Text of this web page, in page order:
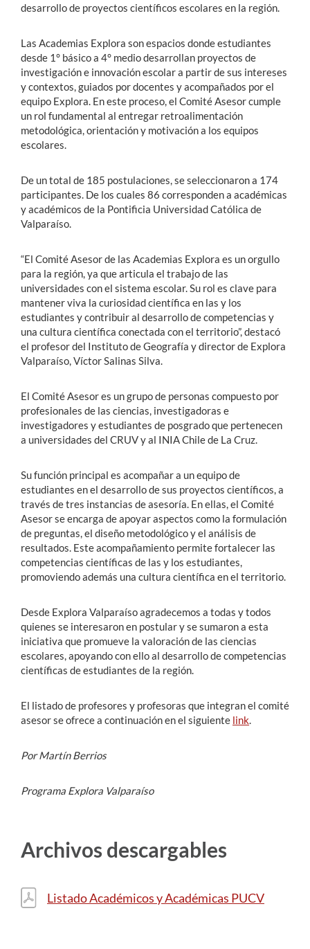
desarrollo de proyectos científicos escolares en la región.
Las Academias Explora son espacios donde estudiantes
desde 1° básico a 4° medio desarrollan proyectos de
investigación e innovación escolar a partir de sus intereses
y contextos, guiados por docentes y acompañados por el
equipo Explora. En este proceso, el Comité Asesor cumple
un rol fundamental al entregar retroalimentación
metodológica, orientación y motivación a los equipos
escolares.
De un total de 185 postulaciones, se seleccionaron a 174
participantes. De los cuales 86 corresponden a académicas
y académicos de la Pontificia Universidad Católica de
Valparaíso.
“El Comité Asesor de las Academias Explora es un orgullo
para la región, ya que articula el trabajo de las
universidades con el sistema escolar. Su rol es clave para
mantener viva la curiosidad científica en las y los
estudiantes y contribuir al desarrollo de competencias y
una cultura científica conectada con el territorio”, destacó
el profesor del Instituto de Geografía y director de Explora
Valparaíso, Víctor Salinas Silva.
El Comité Asesor es un grupo de personas compuesto por
profesionales de las ciencias, investigadoras e
investigadores y estudiantes de posgrado que pertenecen
a universidades del CRUV y al INIA Chile de La Cruz.
Su función principal es acompañar a un equipo de
estudiantes en el desarrollo de sus proyectos científicos, a
través de tres instancias de asesoría. En ellas, el Comité
Asesor se encarga de apoyar aspectos como la formulación
de preguntas, el diseño metodológico y el análisis de
resultados. Este acompañamiento permite fortalecer las
competencias científicas de las y los estudiantes,
promoviendo además una cultura científica en el territorio.
Desde Explora Valparaíso agradecemos a todas y todos
quienes se interesaron en postular y se sumaron a esta
iniciativa que promueve la valoración de las ciencias
escolares, apoyando con ello al desarrollo de competencias
científicas de estudiantes de la región.
El listado de profesores y profesoras que integran el comité
asesor se ofrece a continuación en el siguiente link
Por Martín Berrios
Programa Explora Valparaíso
Archivos descargables
Listado Académicos y Académicas PUCV